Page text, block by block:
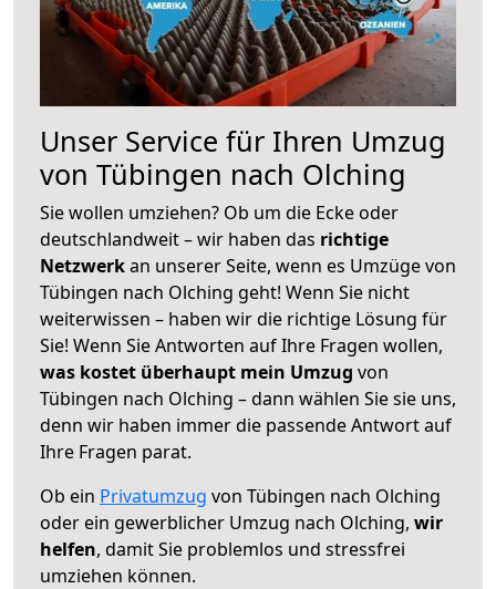
Unser Service für Ihren Umzug
von Tübingen nach Olching
Sie wollen umziehen? Ob um die Ecke oder
deutschlandweit – wir haben das richtige
Netzwerkan unserer Seite, wenn es Umzüge von
Tübingen nach Olching geht! Wenn Sie nicht
weiterwissen – haben wir die richtige Lösung für
Sie! Wenn Sie Antworten auf Ihre Fragen wollen,
was kostet überhaupt mein Umzug von
Tübingen nach Olching – dann wählen Sie sie uns,
denn wir haben immer die passende Antwort auf
Ihre Fragen parat.
Ob ein Privatumzug von Tübingen nach Olching
oder ein gewerblicher Umzug nach Olching, wir
helfen, damit Sie problemlos und stressfrei
umziehen können.